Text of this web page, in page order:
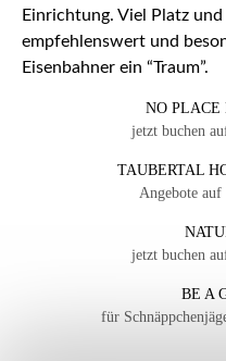
Einrichtung. Viel Platz
empfehlenswert und
Eisenbahner ein “Traum”.
NO
jetzt buchen
TAUBERTAL
Angebote auf
jetzt buchen
BE A
für